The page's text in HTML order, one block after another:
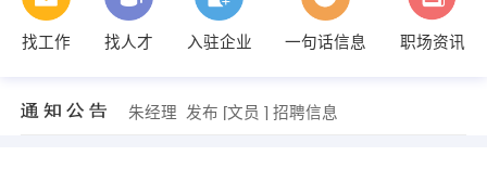
找工作 找人才 入驻企业 一句话信息 职场资讯
【苏州尚品酷购网络科技有限公司 】 强势入驻
【新科教育培训 】 强势入驻
【太仓市金桥塑料包装有限公司 】 强势入驻
朱经理 发布 [文员 ] 招聘信息